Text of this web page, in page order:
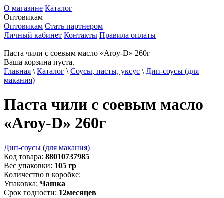
О магазине Каталог
Оптовикам
Оптовикам Стать партнером
Личный кабинет Контакты Правила оплаты
Паста чили с соевым масло «Aroy-D» 260г
Ваша корзина пуста.
Главная \ Каталог \ Соусы, пасты, уксус \ Дип-соусы (для
макания)
Паста чили с соевым масло
«Aroy-D» 260г
Дип-соусы (для макания)
Код товара: 88010737985
Вес упаковки: 105 гр
Количество в коробке:
Упаковка: Чашка
Срок годности: 12месяцев